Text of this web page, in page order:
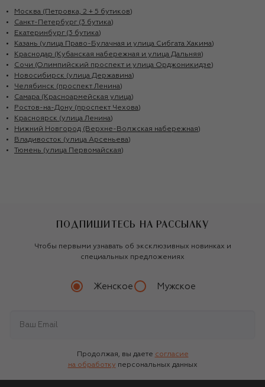
Москва (Петровка, 2 + 5 бутиков)
Санкт-Петербург (3 бутика)
Екатеринбург (3 бутика)
Казань (улица Право-Булачная и улица Сибгата Хакима)
Краснодар (Кубанская набережная и улица Дальняя)
Сочи (Олимпийский проспект и улица Орджоникидзе)
Новосибирск (улица Державина)
Челябинск (проспект Ленина)
Самара (Красноармейская улица)
Ростов-на-Дону (проспект Чехова)
Красноярск (улица Ленина)
Нижний Новгород (Верхне-Волжская набережная)
Владивосток (улица Арсеньева)
Тюмень (улица Первомайская)
ПОДПИШИТЕСЬ НА РАССЫЛКУ
Чтобы первыми узнавать об эксклюзивных новинках и
специальных предложениях
Женское Мужское
Продолжая, вы даете согласие
на обработку персональных данных